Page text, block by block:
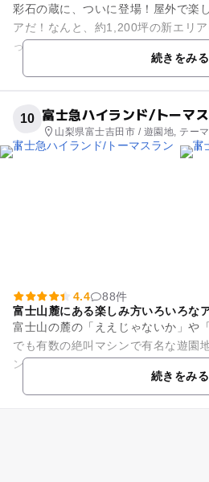
彩石の蔵に、ついに登場！屋外で楽
アだ！なんと、約1,200坪の新エリ
っているらしい…！？砂場で！水辺
分で宝石探しができるん...続きをみる
10 富士急ハイランド/トーマ
山梨県富士吉田市 / 遊園地, テー
4.4
88件
富士山麓にある楽しみ方いろいろな
富士山の麓の「ええじゃないか」や
でも有数の絶叫マシンで有名な遊園
ンド」と「リサとガスパール タウン
続きをみる